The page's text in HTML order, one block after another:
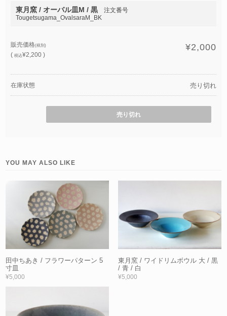
東月窯 / オーバル皿M / 黒
注文番号
Tougetsugama_OvalsaraM_BK
販売価格(税別)
(税込¥2,200 )
¥2,000
在庫状態 売り切れ
売り切れ
YOU MAY ALSO LIKE
田中ちあき / フラワーパターン 5
寸皿
¥5,000
東月窯 / ワイドリムボウル 大 / 黒
/ 青 / 白
¥5,000